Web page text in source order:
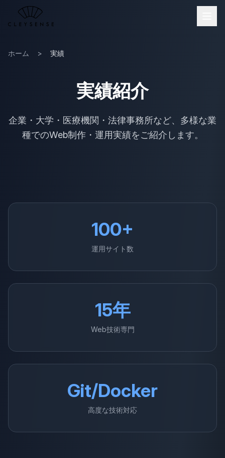
メインコンテンツへスキップ
ホーム > 実績
実績紹介
企業・大学・医療機関・法律事務所など、多様な業
種でのWeb制作・運用実績をご紹介します。
100+
運用サイト数
15年
Web技術専門
Git/Docker
高度な技術対応